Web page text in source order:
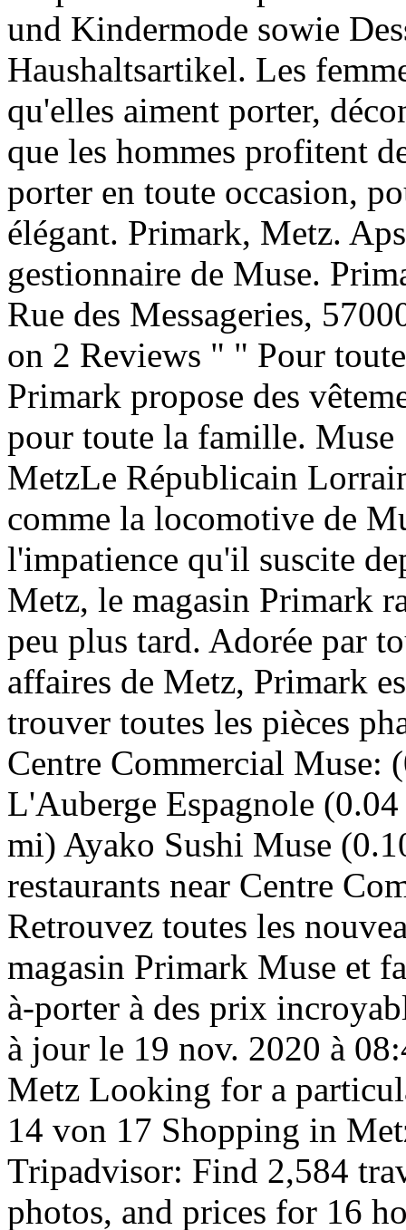
und Kindermode sowie
Haushaltsartikel. Les
qu'elles aiment porter,
que les hommes profitent
porter en toute occasion,
élégant. Primark, Metz.
gestionnaire de Muse.
Rue des Messageries,
on 2 Reviews " " Pour
Primark propose des
pour toute la famille. Muse
MetzLe Républicain
comme la locomotive de
l'impatience qu'il suscite
Metz, le magasin Primark
peu plus tard. Adorée par
affaires de Metz, Primark
trouver toutes les pièces
Centre Commercial Muse:
L'Auberge Espagnole
mi) Ayako Sushi Muse
restaurants near Centre
Retrouvez toutes les
magasin Primark Muse et
à-porter à des prix
à jour le 19 nov. 2020 à
Metz Looking for a
14 von 17 Shopping in
Tripadvisor: Find 2,584
photos, and prices for 16